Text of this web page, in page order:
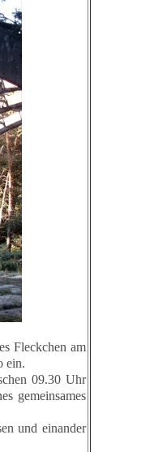
Fleckchen am
ein.
09.30 Uhr
gemeinsames
und einander